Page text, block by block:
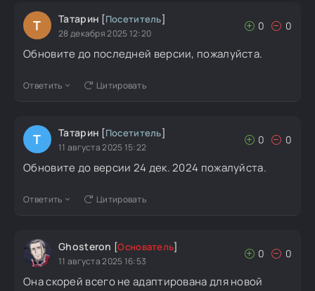
Т Татарин [Посетитель]
28 декабря 2025 12:20
0 0
Обновите до последней версии, пожалуйста.
Ответить Цитировать
Т Татарин [Посетитель]
11 августа 2025 15:22
0 0
Обновите до версии 24 дек. 2024 пожалуйста.
Ответить Цитировать
Ghosteron [Основатель]
11 августа 2025 16:53
0 0
Она скорей всего не адаптирована для новой